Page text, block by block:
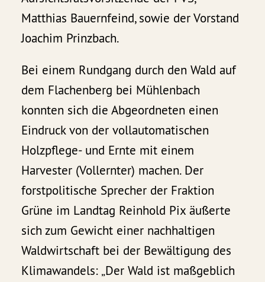
Matthias Bauernfeind, sowie der Vorstand
Joachim Prinzbach.
Bei einem Rundgang durch den Wald auf
dem Flachenberg bei Mühlenbach
konnten sich die Abgeordneten einen
Eindruck von der vollautomatischen
Holzpflege- und Ernte mit einem
Harvester (Vollernter) machen. Der
forstpolitische Sprecher der Fraktion
Grüne im Landtag Reinhold Pix äußerte
sich zum Gewicht einer nachhaltigen
Waldwirtschaft bei der Bewältigung des
Klimawandels: „Der Wald ist maßgeblich